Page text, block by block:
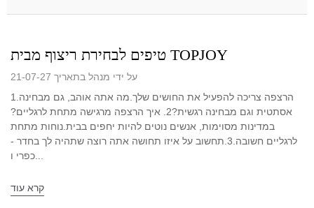
טיפים לבחירת ריצוף מבית TOPJOY
על ידי מנהל בתאריך 21-07-27
1️.הרצפה צריכה להפעיל את החושים שלך.מה אתה אוהב, גם מבחינה
אסתטית וגם מבחינה רגשית?2. איך הרצפה מרגישה מתחת לרגליים?
במדינות מסוימות, אנשים נוטים להיות יחפים בבית.נוחות מתחת
לרגליים חשובה.3️.תחשוב על איזו תחושה אתה רוצה שתהיה לך בחדר -
כפרי ו...
קרא עוד